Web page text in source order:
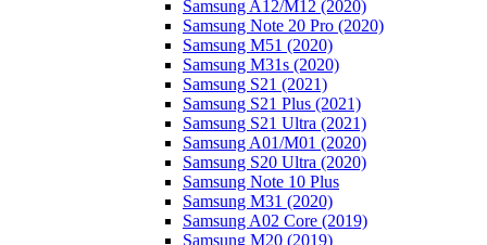
Samsung A12/M12 (2020)
Samsung Note 20 Pro (2020)
Samsung M51 (2020)
Samsung M31s (2020)
Samsung S21 (2021)
Samsung S21 Plus (2021)
Samsung S21 Ultra (2021)
Samsung A01/M01 (2020)
Samsung S20 Ultra (2020)
Samsung Note 10 Plus
Samsung M31 (2020)
Samsung A02 Core (2019)
Samsung M20 (2019)